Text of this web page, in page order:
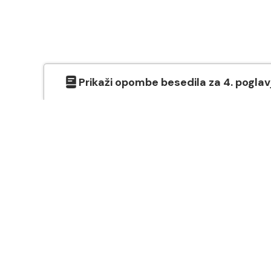
Prikaži opombe besedila za 4.